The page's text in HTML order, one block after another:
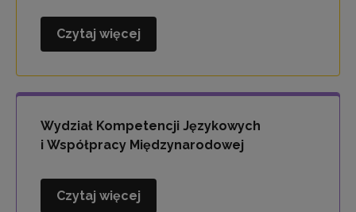
Wydział
Zawodowego
i
Zawodowego
Czytaj więcej
Wydział Kompetencji Językowych
i Współpracy Międzynarodowej
Wydział
Czytaj więcej